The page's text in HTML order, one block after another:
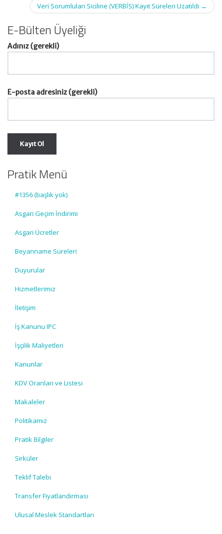
Veri Sorumluları Siciline (VERBİS) Kayıt Süreleri Uzatıldı →
E-Bülten Üyeliği
Adınız (gerekli)
E-posta adresiniz (gerekli)
Pratik Menü
#1356 (başlık yok)
Asgari Geçim İndirimi
Asgari Ücretler
Beyanname Süreleri
Duyurular
Hizmetlerimiz
İletişim
İş Kanunu IPC
İşçilik Maliyetleri
Kanunlar
KDV Oranları ve Listesi
Makaleler
Politikamız
Pratik Bilgiler
Sirküler
Teklif Talebi
Transfer Fiyatlandırması
Ulusal Meslek Standartları